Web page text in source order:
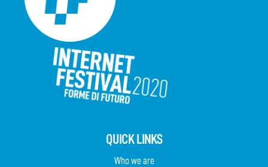
QUICK LINKS
Who we are